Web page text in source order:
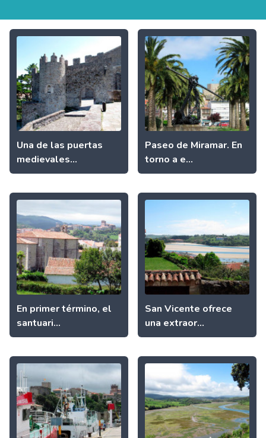
Una de las puertas
medievales...
Paseo de Miramar. En
torno a e...
En primer término, el
santuari...
San Vicente ofrece
una extraor...